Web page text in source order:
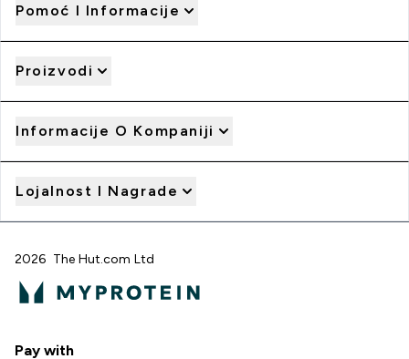
Pomoć I Informacije
Proizvodi
Informacije O Kompaniji
Lojalnost I Nagrade
2026 The Hut.com Ltd
Pay with